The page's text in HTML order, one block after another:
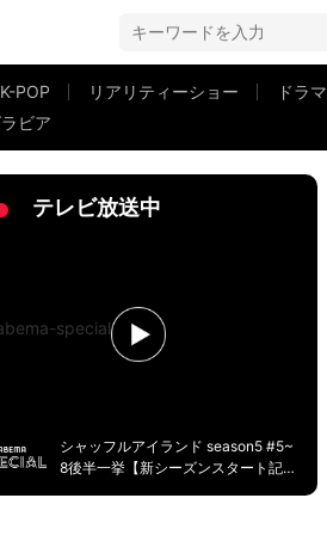
K-POP リアリティーショー
ドラマ
ビア
テレビ放送中
シャッフルアイランド season5 #5~
8後半一挙【新シーズンスタート記